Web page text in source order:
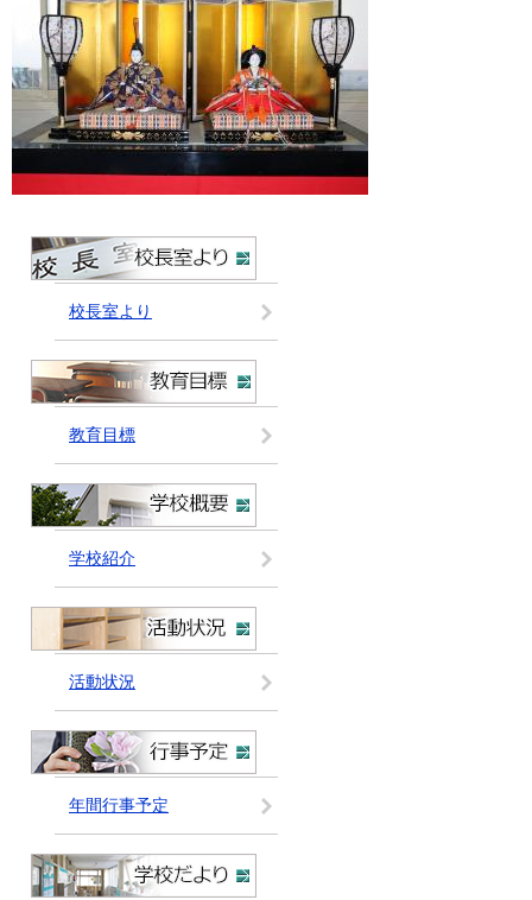
校長室より
教育目標
学校紹介
活動状況
年間行事予定